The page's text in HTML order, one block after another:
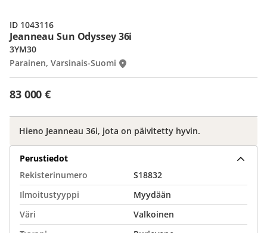
Jeanneau Sun Odyssey 36i
83 000 €
3YM30
Parainen, Varsinais-Suomi
ID 1043116
Hieno Jeanneau 36i, jota on päivitetty hyvin.
Perustiedot
Rekisterinumero
S18832
Ilmoitustyyppi
Myydään
Väri
Valkoinen